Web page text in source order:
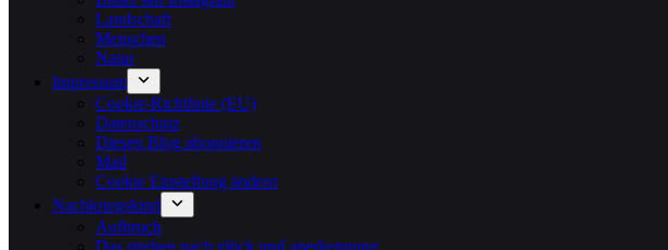
Landschaft
Menschen
Natur
Impressum
Cookie-Richtlinie (EU)
Datenschutz
Diesen Blog abonnieren
Mail
Cookie Einstellung ändern
Nachkriegskind
Aufbruch
Das streben nach glück und anerkennung